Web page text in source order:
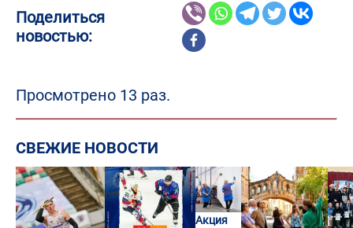
Поделиться
новостью:
Просмотрено 13 раз.
СВЕЖИЕ НОВОСТИ
Акция